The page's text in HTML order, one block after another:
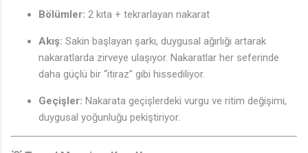
Bölümler: 2 kıta + tekrarlayan nakarat
Akış: Sakin başlayan şarkı, duygusal ağırlığı artarak
nakaratlarda zirveye ulaşıyor. Nakaratlar her seferinde
daha güçlü bir “itiraz” gibi hissediliyor.
Geçişler: Nakarata geçişlerdeki vurgu ve ritim değişimi,
duygusal yoğunluğu pekiştiriyor.